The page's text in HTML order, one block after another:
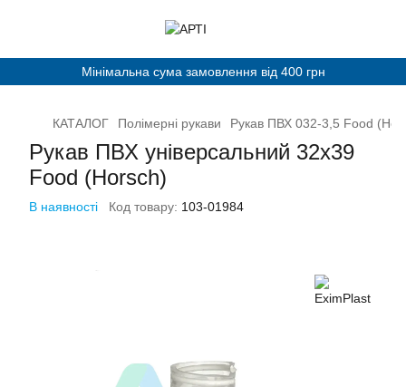
Мінімальна сума замовлення від 400 грн
КАТАЛОГ Полімерні рукави Рукав ПВХ 032-3,5 Food
Рукав ПВХ універсальний 32х39
Food (Horsch)
В наявності Код товару: 103-01984